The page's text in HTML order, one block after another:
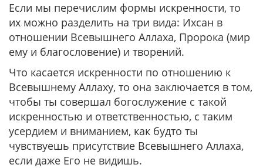
Если мы перечислим формы искренности, то
их можно разделить на три вида: Ихсан в
отношении Всевышнего Аллаха, Пророка (мир
ему и благословение) и творений.
Что касается искренности по отношению к
Всевышнему Аллаху, то она заключается в том,
чтобы ты совершал богослужение с такой
искренностью и ответственностью, с таким
усердием и вниманием, как будто ты
чувствуешь присутствие Всевышнего Аллаха,
если даже Его не видишь.